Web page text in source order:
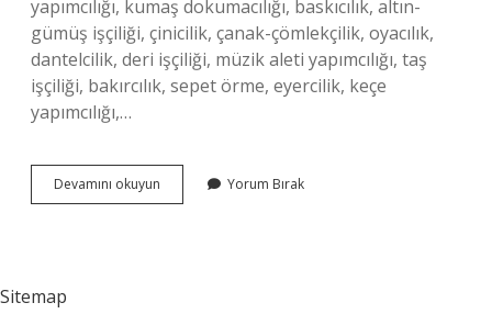
yapımcılığı, kumaş dokumacılığı, baskıcılık, altın-
gümüş işçiliği, çinicilik, çanak-çömlekçilik, oyacılık,
dantelcilik, deri işçiliği, müzik aleti yapımcılığı, taş
işçiliği, bakırcılık, sepet örme, eyercilik, keçe
yapımcılığı,…
Devamını okuyun Afyonun
Hangi
Yorum Bırak
Sitemap